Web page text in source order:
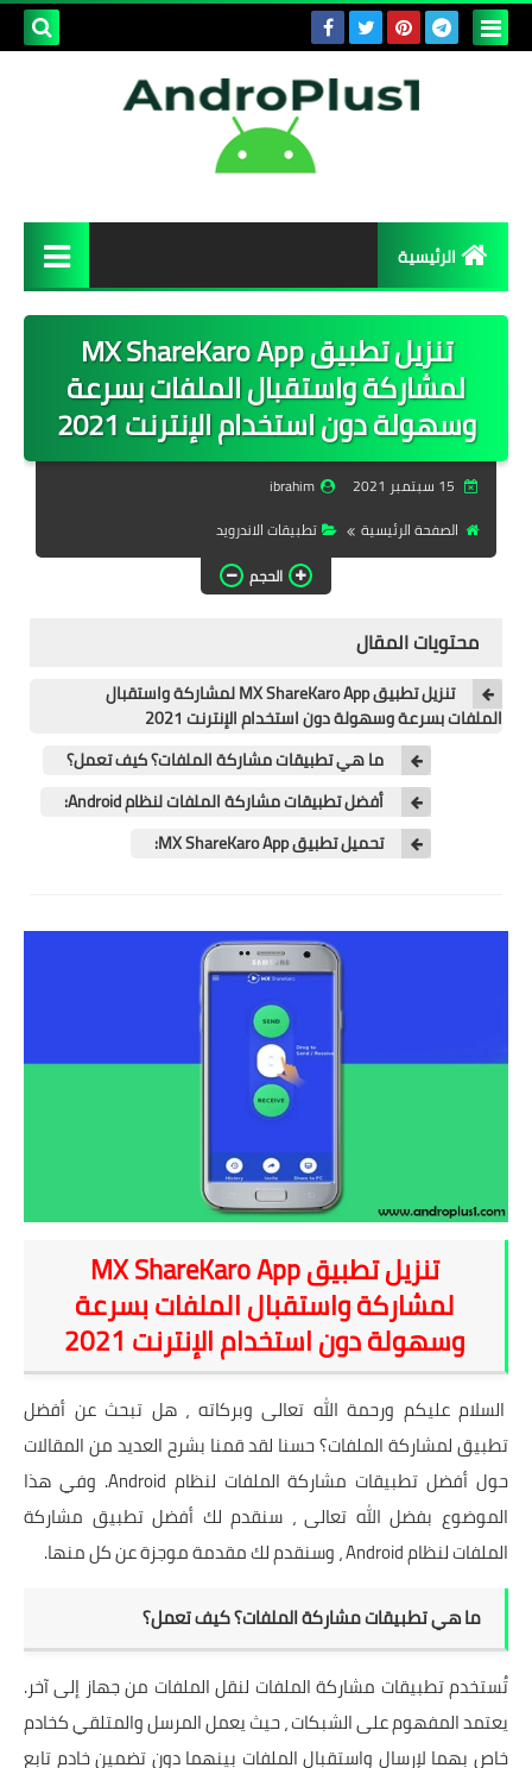
الرئيسية
برامج وتطبيقات
برامج الويندوز
تطبيقات الاندرويد
تطبيقات المشاهدة
تطبيقات مشاهدة الافلام
قسم الالعاب
العاب الويندوز
العاب الاندرويد
هواتف وكمبيوتر
هواتف وموبايلات
شروحات
اخبار التقنية
معلومات ونصائح
خلفيات
تنزيل تطبيق MX ShareKaro App
لمشاركة واستقبال الملفات بسرعة
وسهولة دون استخدام الإنترنت 2021
ibrahim
الصفحة الرئيسية
تطبيقات الاندرويد
الحجم
محتويات المقال
تنزيل تطبيق MX ShareKaro App لمشاركة واستقبال
الملفات بسرعة وسهولة دون استخدام الإنترنت 2021
ما هي تطبيقات مشاركة الملفات؟ كيف تعمل؟
أفضل تطبيقات مشاركة الملفات لنظام Android:
تحميل تطبيق MX ShareKaro App:
تنزيل تطبيق MX ShareKaro App
لمشاركة واستقبال الملفات بسرعة
وسهولة دون استخدام الإنترنت 2021
السلام عليكم ورحمة الله تعالى وبركاته ، هل تبحث عن أفضل
تطبيق لمشاركة الملفات؟ حسنا لقد قمنا بشرح العديد من المقالات
حول أفضل تطبيقات مشاركة الملفات
لنظام Android. وفي هذا
الموضوع بفضل الله تعالى ، سنقدم لك أفضل تطبيق مشاركة
الملفات لنظام Android ، وسنقدم لك مقدمة موجزة عن كل منها.
ما هي تطبيقات مشاركة الملفات؟ كيف تعمل؟
تُستخدم تطبيقات مشاركة الملفات لنقل الملفات من جهاز إلى آخر.
يعتمد المفهوم على الشبكات ، حيث يعمل المرسل والمتلقي كخادم
خاص بهما لإرسال واستقبال الملفات بينهما دون تضمين خادم تابع